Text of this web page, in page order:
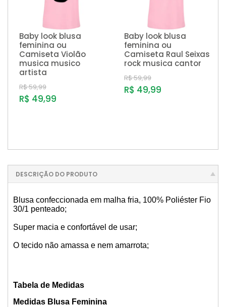
Baby look blusa
feminina ou
Camiseta Violão
musica musico
artista
R$ 59,99
R$ 49,99
Baby look blusa
feminina ou
Camiseta Raul Seixas
rock musica cantor
R$ 59,99
R$ 49,99
DESCRIÇÃO DO PRODUTO
Blusa confeccionada em malha fria, 100% Poliéster Fio
30/1 penteado;
Super macia e confortável de usar;
O tecido não amassa e nem amarrota;
Tabela de Medidas
Medidas Blusa Feminina